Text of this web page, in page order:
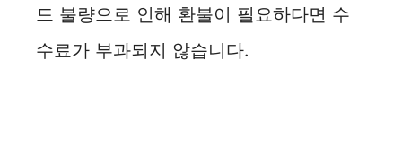
드 불량으로 인해 환불이 필요하다면 수
수료가 부과되지 않습니다.